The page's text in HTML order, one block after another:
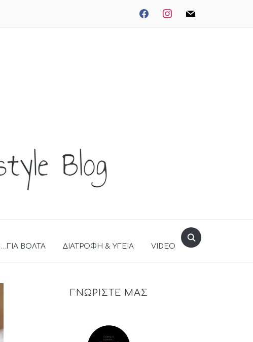
facebookinstagrammail
ΒΟΛΤΑ ΔΙΑΤΡΟΦΗ & ΥΓΕΙΑ VIDEO
ΓΝΩΡΙΣΤΕ ΜΑΣ